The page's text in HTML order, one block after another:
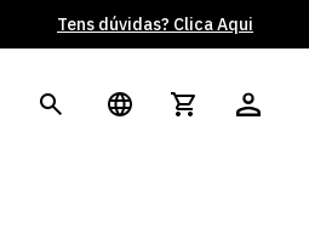
Tens dúvidas? Clica Aqui